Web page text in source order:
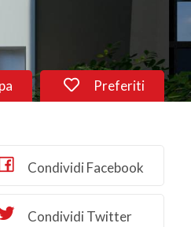
Preferiti
Condividi Facebook
Condividi Twitter